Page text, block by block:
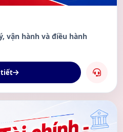
vận hành và điều hành
tiết